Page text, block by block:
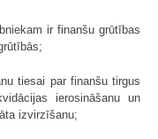
ir finanšu grūtības
tiesai par finanšu tirgus
ierosināšanu un
izvirzīšanu;